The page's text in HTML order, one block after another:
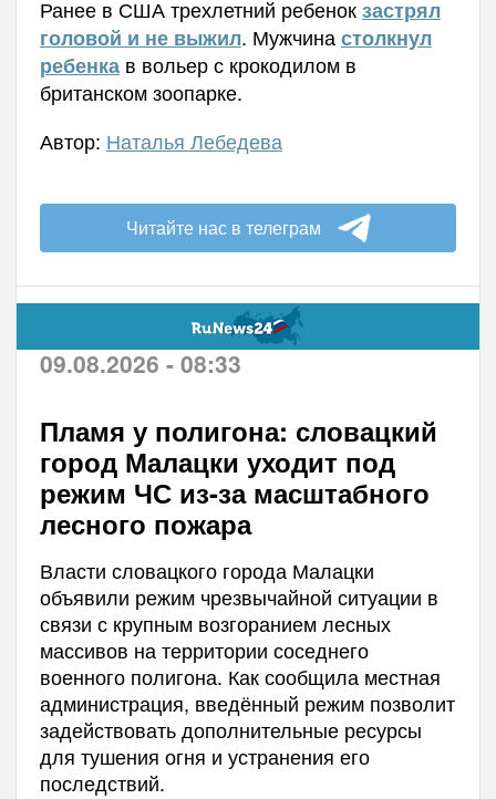
Ранее в США трехлетний ребенокзастрял
головой и не выжил. Мужчинастолкнул
ребенкав вольер с крокодилом в
британском зоопарке.
Автор: Наталья Лебедева
Читайте нас в телеграм
09.08.2026 - 08:33
Пламя у полигона: словацкий
город Малацки уходит под
режим ЧС из-за масштабного
лесного пожара
Власти словацкого города Малацки
объявили режим чрезвычайной ситуации в
связи с крупным возгоранием лесных
массивов на территории соседнего
военного полигона. Как сообщила местная
администрация, введённый режим позволит
задействовать дополнительные ресурсы
для тушения огня и устранения его
последствий.